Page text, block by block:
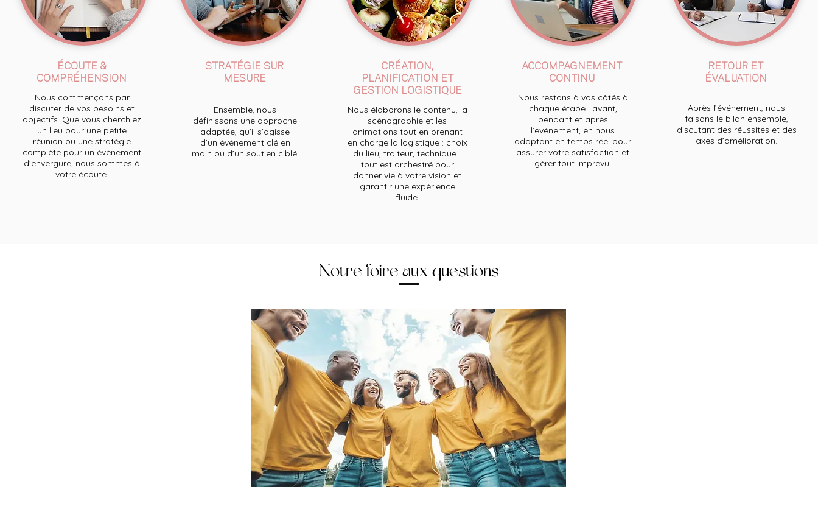
ÉCOUTE &
COMPRÉHENSION
Nous commençons par
discuter de vos besoins et
objectifs. Que vous cherchiez
un lieu pour une petite
réunion ou une stratégie
complète pour un évènement
d’envergure, nous sommes à
votre écoute.
STRATÉGIE SUR
MESURE
Ensemble, nous
définissons une approche
adaptée, qu’il s’agisse
d’un événement clé en
main ou d’un soutien ciblé.
CRÉATION,
PLANIFICATION ET
GESTION LOGISTIQUE
Nous élaborons le contenu, la
scénographie et les
animations tout en prenant
en charge la logistique : choix
du lieu, traiteur, technique...
tout est orchestré pour
donner vie à votre vision et
garantir une expérience
fluide.
ACCOMPAGNEMENT
CONTINU
Nous restons à vos côtés à
chaque étape : avant,
pendant et après
l’événement, en nous
adaptant en temps réel pour
assurer votre satisfaction et
gérer tout imprévu.
RETOUR ET
ÉVALUATION
Après l’événement, nous
faisons le bilan ensemble,
discutant des réussites et des
axes d’amélioration.
Notre foire aux questions